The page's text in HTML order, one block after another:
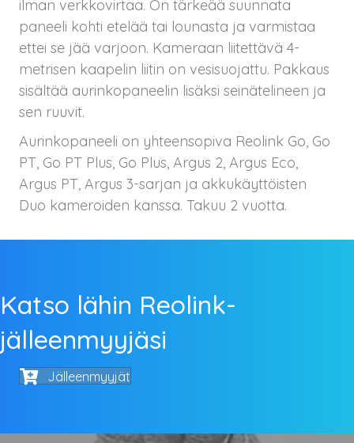
ilman verkkovirtaa. On tärkeää suunnata
paneeli kohti etelää tai lounasta ja varmistaa
ettei se jää varjoon. Kameraan liitettävä 4-
metrisen kaapelin liitin on vesisuojattu. Pakkaus
sisältää aurinkopaneelin lisäksi seinätelineen ja
sen ruuvit.
Aurinkopaneeli on yhteensopiva Reolink Go, Go
PT, Go PT Plus, Go Plus, Argus 2, Argus Eco,
Argus PT, Argus 3-sarjan ja akkukäyttöisten
Duo kameroiden kanssa. Takuu 2 vuotta.
Katso lähin Reolink-
jälleenmyyjäsi
Jälleenmyyjät